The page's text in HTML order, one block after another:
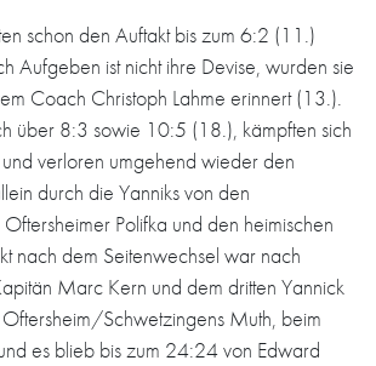
schon den Auftakt bis zum 6:2 (11.)
Aufgeben ist nicht ihre Devise, wurden sie
Coach Christoph Lahme erinnert (13.).
über 8:3 sowie 10:5 (18.), kämpften sich
verloren umgehend wieder den
durch die Yanniks von den
Polifka und den heimischen
nach dem Seitenwechsel war nach
Marc Kern und dem dritten Yannick
Schwetzingens Muth, beim
es blieb bis zum 24:24 von Edward